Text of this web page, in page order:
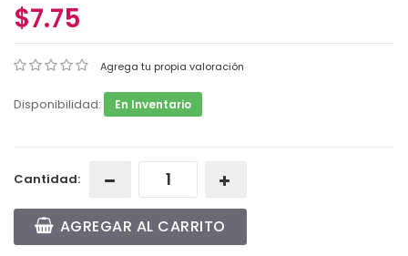
$7.75
Agrega tu propia valoración
Disponibilidad: En Inventario
Cantidad:
AGREGAR AL CARRITO